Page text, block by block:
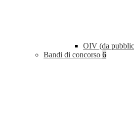
OIV (da
Bandi di concorso 6